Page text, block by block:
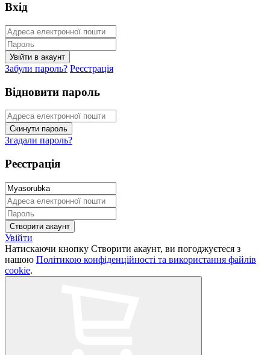
Вхід
Забули пароль? Реєстрація
Відновити пароль
Згадали пароль?
Реєстрація
Увійти
Натискаючи кнопку Створити акаунт, ви погоджуєтеся з
нашою Політикою конфіденційності та використання файлів
cookie.